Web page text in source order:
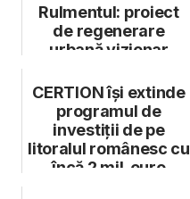
Rulmentul: proiect
de regenerare
urbană vizionar
CERTION își extinde
programul de
investiții de pe
litoralul românesc cu
încă 2 mil. euro